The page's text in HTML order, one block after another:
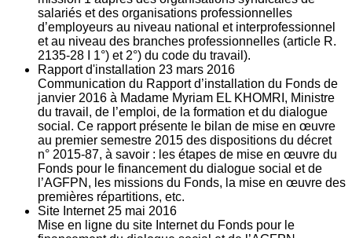
salariés et des organisations professionnelles
d’employeurs au niveau national et interprofessionnel
et au niveau des branches professionnelles (article R.
2135‐28 I 1°) et 2°) du code du travail).
Rapport d'installation 23 mars 2016
Communication du Rapport d’installation du Fonds de
janvier 2016 à Madame Myriam EL KHOMRI, Ministre
du travail, de l’emploi, de la formation et du dialogue
social. Ce rapport présente le bilan de mise en œuvre
au premier semestre 2015 des dispositions du décret
n° 2015-87, à savoir : les étapes de mise en œuvre du
Fonds pour le financement du dialogue social et de
l’AGFPN, les missions du Fonds, la mise en œuvre des
premières répartitions, etc.
Site Internet 25 mai 2016
Mise en ligne du site Internet du Fonds pour le